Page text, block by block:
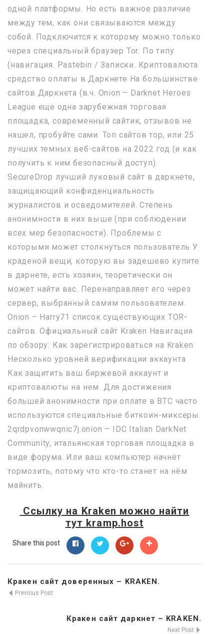
одной платформы. Но есть важное различие
между тем, как они связываются между
собой. Подключится к которому можно только
через специальный браузер Tor. По типу
(навигация. Pastebin / Записки. Криптовалюта
средство оплаты в Даркнете На большинстве
сайтов Даркнета (в.ч. Onion – Darknet Heroes
League еще одна зарубежная торговая
площадка, современный сайтик, отзывов не
нашел, пробуйте сами. Топ сайтов тор, или 25
лучших темных веб-сайтов на 2022 год (и как
получить к ним безопасный доступ).
SecureDrop лучший луковый сайт в даркнете,
защищающий конфиденциальность
журналистов и осведомителей. Степень
анонимности в них выше (при соблюдении
всех мер безопасности). Проблемы с
которыми может столкнуться пользователь У
краденой вещи, которую вы задешево купите
в дарнете, есть хозяин, теоретически он
может найти вас. Перенаправляет его через
сервер, выбранный самим пользователем.
Onion – Harry71 список существующих TOR-
сайтов. Официальный сайт Kraken Навигация
по обзору: Как зарегистрироваться на Kraken
Несколько уровней верификации аккаунта
Как защитить ваш биржевой аккаунт и
криптовалюты на нем. Для достижения
большей анонимности при оплате в BTC часто
используются специальные биткоин-миксеры.
2qrdpvonwwqnic7j.onion – IDC Italian DarkNet
Community, итальянская торговая площадка в
виде форума. Или ваш компьютер начнёт
тормозить, потому что кто-то станет на нём
майнить.
Ссылку на Kraken можно найти
тут kramp.host
Share this post
Кракен сайт доверенных – KRAKEN.
Previous Post
Кракен сайт даркнет – KRAKEN.
Next Post